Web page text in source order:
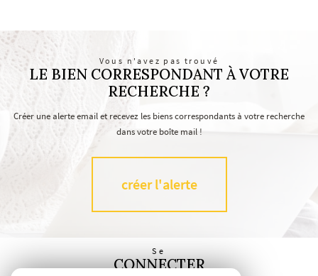
Vous n'avez pas trouvé
LE BIEN CORRESPONDANT À VOTRE
RECHERCHE ?
Créer une alerte email et recevez les biens correspondants à votre recherche
dans votre boîte mail !
créer l'alerte
Se
CONNECTER